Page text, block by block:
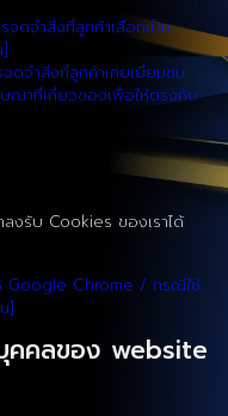
จดจำสิ่งที่ลูกค้าเลือกเป็น
ดจำสิ่งที่ลูกค้าเคยเยี่ยมชม
ณาที่เกี่ยวของเพื่อให้ตรงกับ
งรับ Cookies ของเราได้
Google Chrome / กรณีใช้
]
คคลของ website